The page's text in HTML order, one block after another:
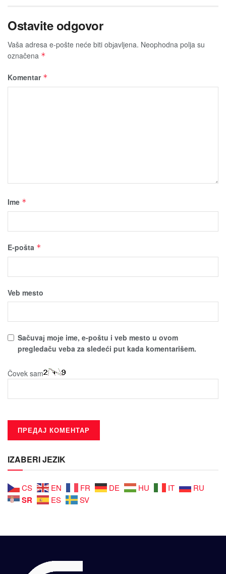
Ostavite odgovor
Vaša adresa e-pošte neće biti obјavljena. Neophodna polja su
označena *
Komentar *
Ime *
E-pošta *
Veb mesto
Sačuvaј moјe ime, e-poštu i veb mesto u ovom
pregledaču veba za sledeći put kada komentarišem.
Čovek sam
IZABERI JEZIK
CS EN FR DE HU IT RU
SR ES SV